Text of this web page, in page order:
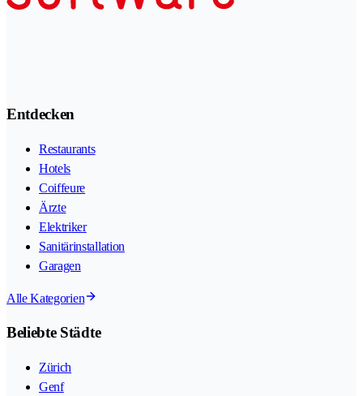
Entdecken
Restaurants
Hotels
Coiffeure
Ärzte
Elektriker
Sanitärinstallation
Garagen
Alle Kategorien
Beliebte Städte
Zürich
Genf